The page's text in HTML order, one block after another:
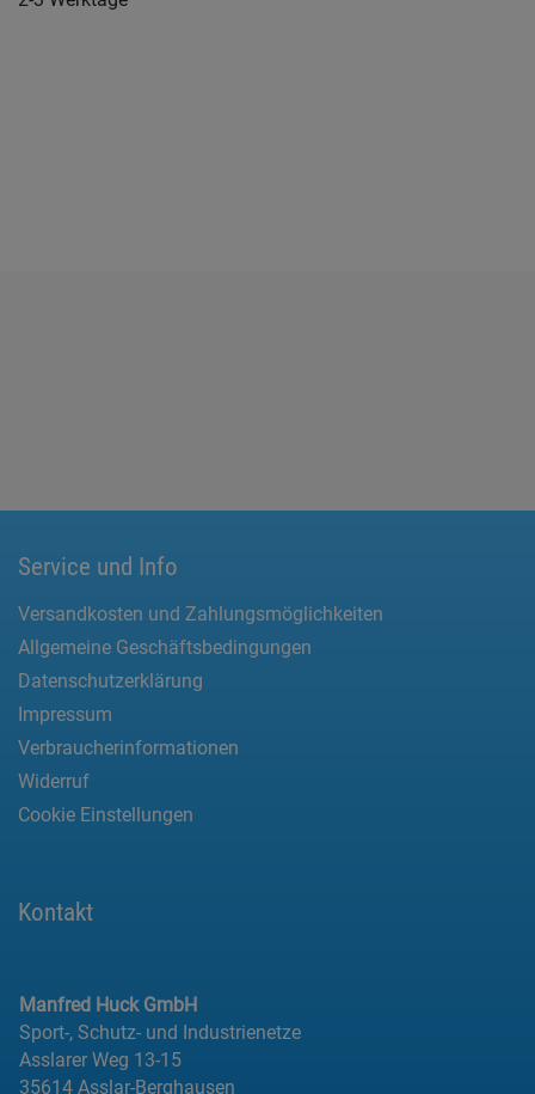
Service und Info
Versandkosten und Zahlungsmöglichkeiten
Allgemeine Geschäftsbedingungen
Datenschutzerklärung
Impressum
Verbraucherinformationen
Widerruf
Cookie Einstellungen
Kontakt
Manfred Huck GmbH
Sport-, Schutz- und Industrienetze
Asslarer Weg 13-15
35614 Asslar-Berghausen